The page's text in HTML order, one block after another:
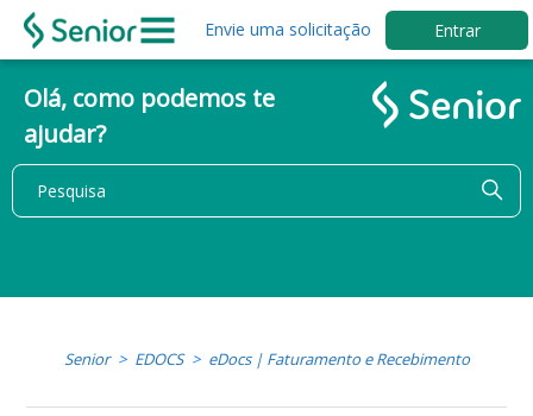
Envie uma solicitação Entrar
Olá, como podemos te
ajudar?
Senior EDOCS eDocs | Faturamento e Recebimento